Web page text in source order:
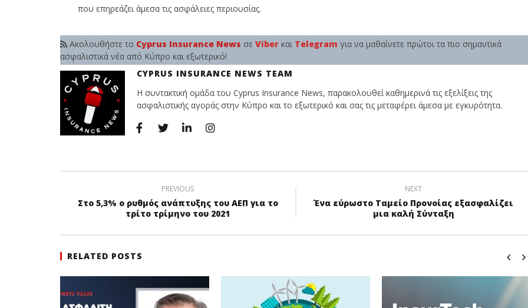
που επηρεάζει άμεσα τις ασφάλειες περιουσίας.
Ακολουθήστε το Cyprus Insurance News σε Viberκαι Telegram για να μαθαίνετε πρώτοι τα πιο σημαντικά
ασφαλιστικά νέα από Κύπρο και εξωτερικό!
CYPRUS INSURANCE NEWS TEAM
Η συντακτική ομάδα του Cyprus Insurance News, παρακολουθεί καθημερινά τις εξελίξεις της
ασφαλιστικής αγοράς στην Κύπρο και το εξωτερικό και σας τις μεταφέρει άμεσα με εγκυρότητα.
PREVIOUS
Στο 5,3% ο ρυθμός ανάπτυξης του ΑΕΠ για το
τρίτο τρίμηνο του 2021
NEXT
Ένα εύρωστο Ταμείο Προνοίας εξασφαλίζει
μια καλή Σύνταξη
RELATED POSTS